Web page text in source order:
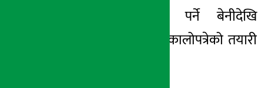
पहिलो प्याकेजमा पर्ने बेनीदेखि
सिमसम्मको सडक कालोपत्रेको तयारी